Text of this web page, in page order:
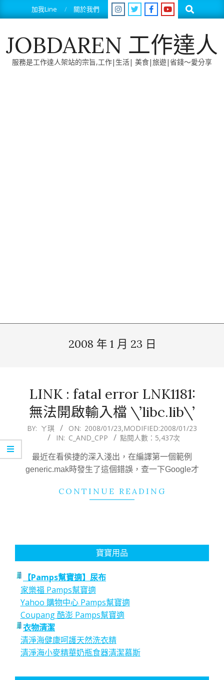
to
加我Line 關於我們 Search
JOBDAREN 工作達人
服務是工作達人架站的宗旨,工作|生活| 美食|旅遊|省錢～愛分享
2008 年 1 月 23 日
LINK : fatal error LNK1181:
無法開啟輸入檔 \’libc.lib\’
2008-
BY: ㄚ琪 ON: 2008/01/23,MODIFIED:2008/01/23
IN: C_AND_CPP 點閱人數：5,437次
最近在看侯捷的深入淺出，在編譯第一個範例
generic.mak時發生了這個錯誤，查一下Google才
CONTINUE READING
寶寶用品
【Pamps幫寶適】尿布
家樂福 Pamps幫寶適
Yahoo 購物中心 Pamps幫寶適
Coupang 酷澎 Pamps幫寶適
衣物清潔
清淨海健康呵護天然洗衣精
清淨海小麥精華奶瓶食器清潔慕斯